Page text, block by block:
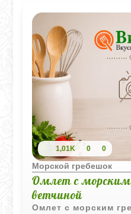
1,01K 0 0
Морской гребешок
Омлет с морским
ветчиной
Омлет с морским